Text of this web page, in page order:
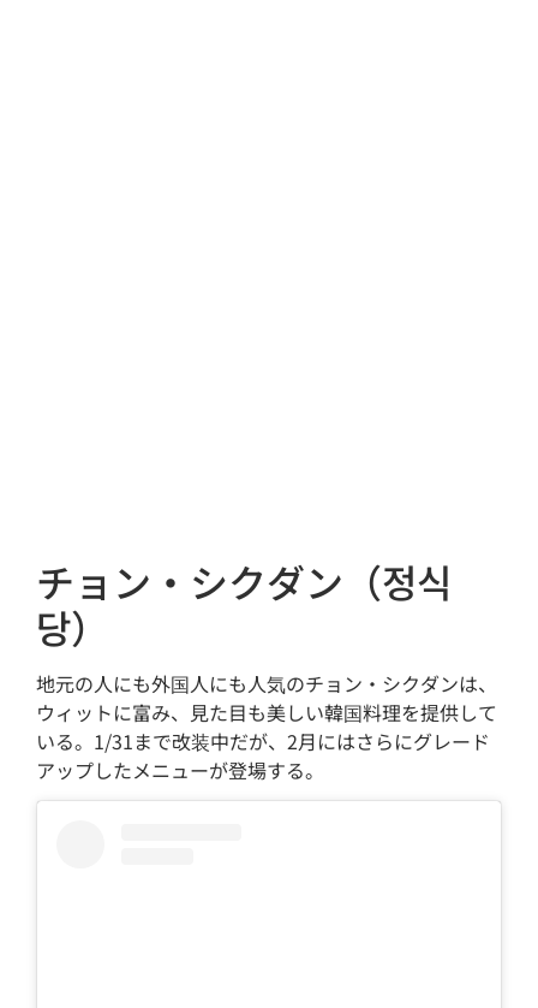
チョン・シクダン（정식
당）
地元の人にも外国人にも人気のチョン・シクダンは、
ウィットに富み、見た目も美しい韓国料理を提供して
いる。1/31まで改装中だが、2月にはさらにグレード
アップしたメニューが登場する。